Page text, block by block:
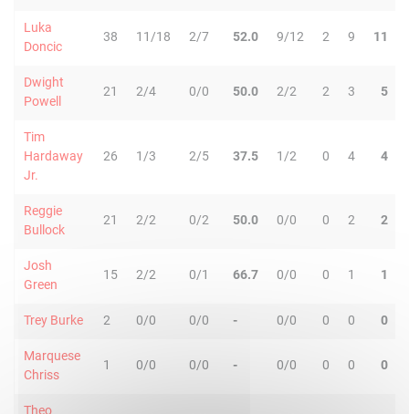
Luka
Doncic
38 11/18 2/7 52.0 9/12 2 9 11
Dwight
Powell
21 2/4 0/0 50.0 2/2 2 3 5
Tim
Hardaway
Jr.
26 1/3 2/5 37.5 1/2 0 4 4
Reggie
Bullock
21 2/2 0/2 50.0 0/0 0 2 2
Josh
Green
15 2/2 0/1 66.7 0/0 0 1 1
Trey Burke 2 0/0 0/0 - 0/0 0 0 0
Marquese
Chriss
1 0/0 0/0 - 0/0 0 0 0
Theo